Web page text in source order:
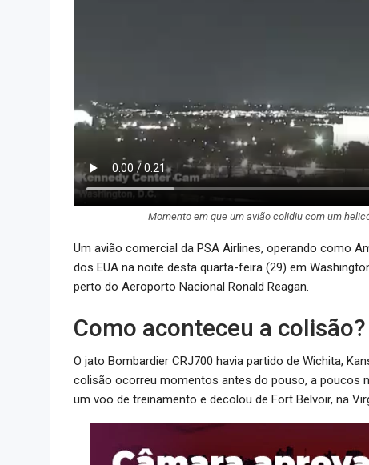
Momento em que um avião colidiu com um
Um avião comercial da PSA Airlines, operando como
dos EUA na noite desta quarta-feira (29) em
perto do Aeroporto Nacional Ronald Reagan.
Como aconteceu a colisão?
O jato Bombardier CRJ700 havia partido de Wichita,
colisão ocorreu momentos antes do pouso, a poucos
um voo de treinamento e decolou de Fort Belvoir, na